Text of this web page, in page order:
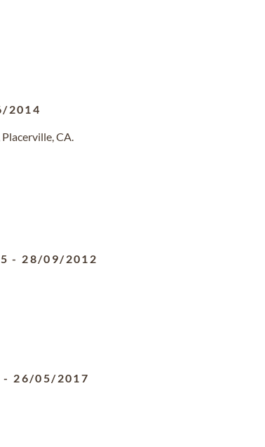
2014
CA.
- 28/09/2012
- 26/05/2017